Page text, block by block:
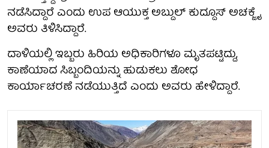
ನಡೆಸಿದ್ದಾರೆ ಎಂದು ಉಪ ಆಯುಕ್ತ ಅಬ್ದುಲ್ ಕುದ್ದೂಸ್ ಅಚಕ್ಜೈ
ಅವರು ತಿಳಿಸಿದ್ದಾರೆ.
ದಾಳಿಯಲ್ಲಿ ಇಬ್ಬರು ಹಿರಿಯ ಅಧಿಕಾರಿಗಳೂ ಮೃತಪಟ್ಟಿದ್ದು,
ಕಾಣೆಯಾದ ಸಿಬ್ಬಂದಿಯನ್ನು ಹುಡುಕಲು ಶೋಧ
ಕಾರ್ಯಾಚರಣೆ ನಡೆಯುತ್ತಿದೆ ಎಂದು ಅವರು ಹೇಳಿದ್ದಾರೆ.